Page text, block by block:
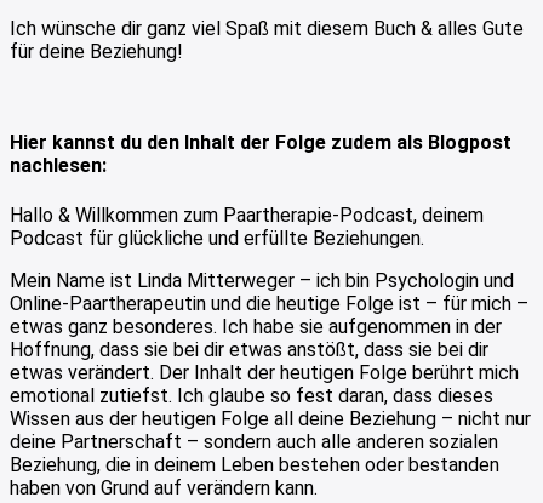
Ich wünsche dir ganz viel Spaß mit diesem Buch & alles Gute
für deine Beziehung!
Hier kannst du den Inhalt der Folge zudem als Blogpost
nachlesen:
Hallo & Willkommen zum Paartherapie-Podcast, deinem
Podcast für glückliche und erfüllte Beziehungen.
Mein Name ist Linda Mitterweger – ich bin Psychologin und
Online-Paartherapeutin und die heutige Folge ist – für mich –
etwas ganz besonderes. Ich habe sie aufgenommen in der
Hoffnung, dass sie bei dir etwas anstößt, dass sie bei dir
etwas verändert. Der Inhalt der heutigen Folge berührt mich
emotional zutiefst. Ich glaube so fest daran, dass dieses
Wissen aus der heutigen Folge all deine Beziehung – nicht nur
deine Partnerschaft – sondern auch alle anderen sozialen
Beziehung, die in deinem Leben bestehen oder bestanden
haben von Grund auf verändern kann.